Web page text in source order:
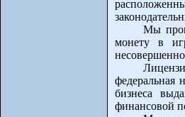
Мы
монету в
федеральная
бизнеса
финансовой